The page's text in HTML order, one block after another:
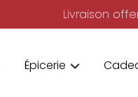
Livraison
Épicerie